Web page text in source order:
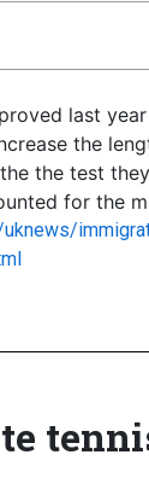
last
the
the test
for the